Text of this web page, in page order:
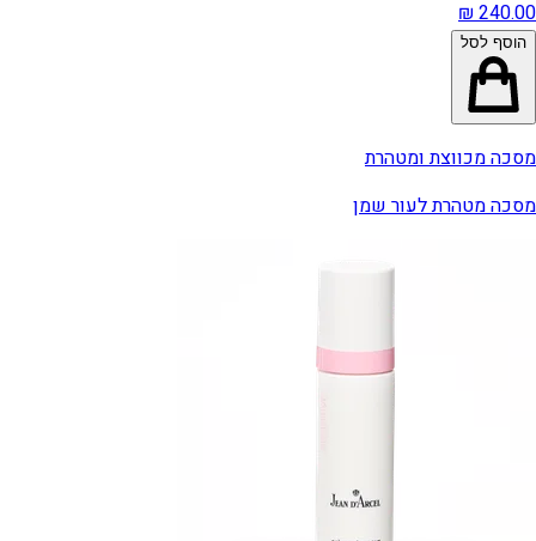
הוסף לסל
מסכה מכווצת ומטהרת
מסכה מטהרת לעור שמן